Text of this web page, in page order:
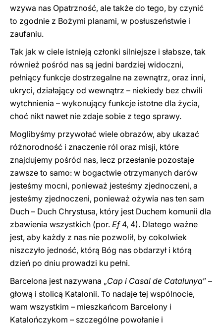
wzywa nas Opatrzność, ale także do tego, by czynić
to zgodnie z Bożymi planami, w posłuszeństwie i
zaufaniu.
Tak jak w ciele istnieją członki silniejsze i słabsze, tak
również pośród nas są jedni bardziej widoczni,
pełniący funkcje dostrzegalne na zewnątrz, oraz inni,
ukryci, działający od wewnątrz – niekiedy bez chwili
wytchnienia – wykonujący funkcje istotne dla życia,
choć nikt nawet nie zdaje sobie z tego sprawy.
Moglibyśmy przywołać wiele obrazów, aby ukazać
różnorodność i znaczenie ról oraz misji, które
znajdujemy pośród nas, lecz przesłanie pozostaje
zawsze to samo: w bogactwie otrzymanych darów
jesteśmy mocni, ponieważ jesteśmy zjednoczeni, a
jesteśmy zjednoczeni, ponieważ ożywia nas ten sam
Duch – Duch Chrystusa, który jest Duchem komunii dla
zbawienia wszystkich (por. Ef4, 4). Dlatego ważne
jest, aby każdy z nas nie pozwolił, by cokolwiek
niszczyło jedność, którą Bóg nas obdarzył i którą
dzień po dniu prowadzi ku pełni.
Barcelona jest nazywana „Cap i Casal de Catalunya” –
głową i stolicą Katalonii. To nadaje tej wspólnocie,
wam wszystkim – mieszkańcom Barcelony i
Katalończykom – szczególne powołanie i